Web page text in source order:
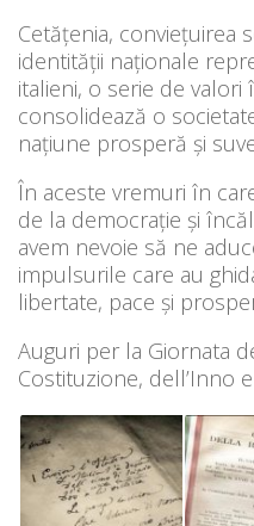
Cetățenia, conviețuirea
identității naționale
italieni, o serie de valori
consolidează o
națiune prosperă și
În aceste vremuri în
de la democrație și
avem nevoie să ne
impulsurile care au
libertate, pace și
Auguri per la Giornata
Costituzione, dell’Inno